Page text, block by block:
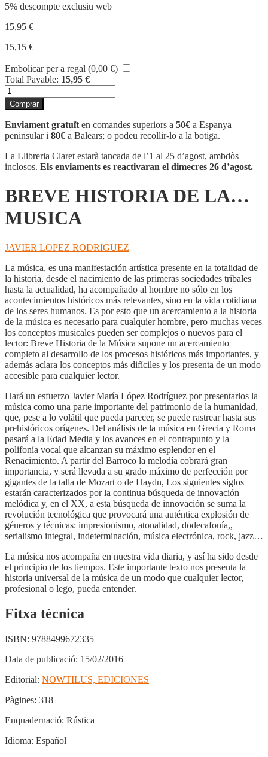
5% descompte exclusiu web
15,95 €
15,15 €
Embolicar per a regal (0,00 €)
Total Payable: 15,95 €
quantitat
de
BREVE
HISTORIA
DE
LA...
MUSICA
Comprar
Enviament gratuït en comandes superiors a 50€ a Espanya
peninsular i 80€ a Balears; o podeu recollir-lo a la botiga.
La Llibreria Claret estarà tancada de l’1 al 25 d’agost, ambdòs
inclosos. Els enviaments es reactivaran el dimecres 26 d’agost.
BREVE HISTORIA DE LA…
MUSICA
JAVIER LOPEZ RODRIGUEZ
La música, es una manifestación artística presente en la totalidad de
la historia, desde el nacimiento de las primeras sociedades tribales
hasta la actualidad, ha acompañado al hombre no sólo en los
acontecimientos históricos más relevantes, sino en la vida cotidiana
de los seres humanos. Es por esto que un acercamiento a la historia
de la música es necesario para cualquier hombre, pero muchas veces
los conceptos musicales pueden ser complejos o nuevos para el
lector: Breve Historia de la Música supone un acercamiento
completo al desarrollo de los procesos históricos más importantes, y
además aclara los conceptos más difíciles y los presenta de un modo
accesible para cualquier lector.
Hará un esfuerzo Javier María López Rodríguez por presentarlos la
música como una parte importante del patrimonio de la humanidad,
que, pese a lo volátil que pueda parecer, se puede rastrear hasta sus
prehistóricos orígenes. Del análisis de la música en Grecia y Roma
pasará a la Edad Media y los avances en el contrapunto y la
polifonía vocal que alcanzan su máximo esplendor en el
Renacimiento. A partir del Barroco la melodía cobrará gran
importancia, y será llevada a su grado máximo de perfección por
gigantes de la talla de Mozart o de Haydn, Los siguientes siglos
estarán caracterizados por la continua búsqueda de innovación
melódica y, en el XX, a esta búsqueda de innovación se suma la
revolución tecnológica que provocará una auténtica explosión de
géneros y técnicas: impresionismo, atonalidad, dodecafonía,,
serialismo integral, indeterminación, música electrónica, rock, jazz…
La música nos acompaña en nuestra vida diaria, y así ha sido desde
el principio de los tiempos. Este importante texto nos presenta la
historia universal de la música de un modo que cualquier lector,
profesional o lego, pueda entender.
Fitxa tècnica
ISBN: 9788499672335
Data de publicació: 15/02/2016
Editorial: NOWTILUS, EDICIONES
Pàgines: 318
Enquadernació: Rústica
Idioma: Español